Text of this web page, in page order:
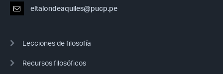
eltalondeaquiles@pucp.pe
Lecciones de filosofía
Recursos filosóficos